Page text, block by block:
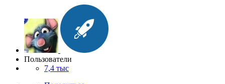
Пользователи
7,4 тыс